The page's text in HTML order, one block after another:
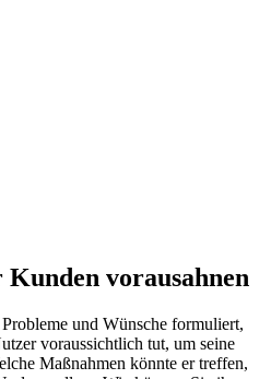
vorausahnen
und Wünsche formuliert,
voraussichtlich tut, um seine
Maßnahmen könnte er treffen,